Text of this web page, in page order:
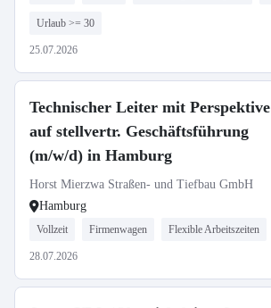
Urlaub >= 30
25.07.2026
Technischer Leiter mit Perspektive
auf stellvertr. Geschäftsführung
(m/w/d) in Hamburg
Horst Mierzwa Straßen- und Tiefbau GmbH
Hamburg
Vollzeit Firmenwagen Flexible Arbeitszeiten
28.07.2026